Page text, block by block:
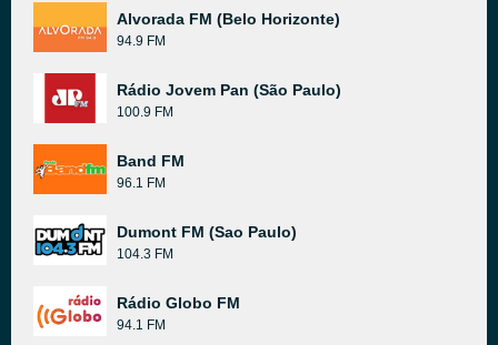
Alvorada FM (Belo Horizonte)
94.9 FM
Rádio Jovem Pan (São Paulo)
100.9 FM
Band FM
96.1 FM
Dumont FM (Sao Paulo)
104.3 FM
Rádio Globo FM
94.1 FM